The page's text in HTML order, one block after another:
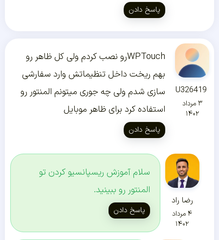
پاسخ دادن
U326419
۳ مرداد
۱۴۰۲
WPTouchرو نصب کردم ولی کل ظاهر رو
بهم ریخت داخل تنظیماتش وارد سفارشی
سازی شدم ولی چه جوری میتونم المنتور رو
استفاده کرد برای ظاهر موبایل
پاسخ دادن
رضا راد
۴ مرداد
۱۴۰۲
سلام آموزش ریسپانسیو کردن تو
المنتور رو ببینید.
پاسخ دادن